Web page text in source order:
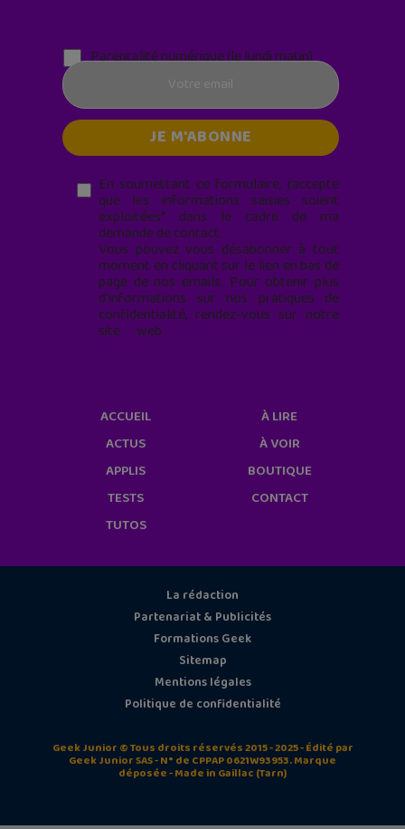
Parentalité numérique (le lundi matin)
En soumettant ce formulaire, j’accepte
que les informations saisies soient
exploitées* dans le cadre de ma
demande de contact.
Vous pouvez vous désabonner à tout
moment en cliquant sur le lien en bas de
page de nos emails. Pour obtenir plus
d'informations sur nos pratiques de
confidentialité, rendez-vous sur notre
site web
ACCUEIL
ACTUS
APPLIS
TESTS
TUTOS
À LIRE
À VOIR
BOUTIQUE
CONTACT
La rédaction
Partenariat & Publicités
Formations Geek
Sitemap
Mentions légales
Politique de confidentialité
Geek Junior © Tous droits réservés 2015 - 2025 - Édité par
Geek Junior SAS - N° de CPPAP 0621W93953. Marque
déposée - Made in Gaillac (Tarn)